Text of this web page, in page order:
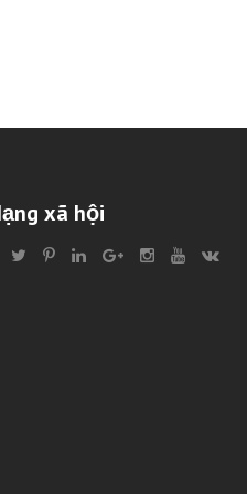
xã hội